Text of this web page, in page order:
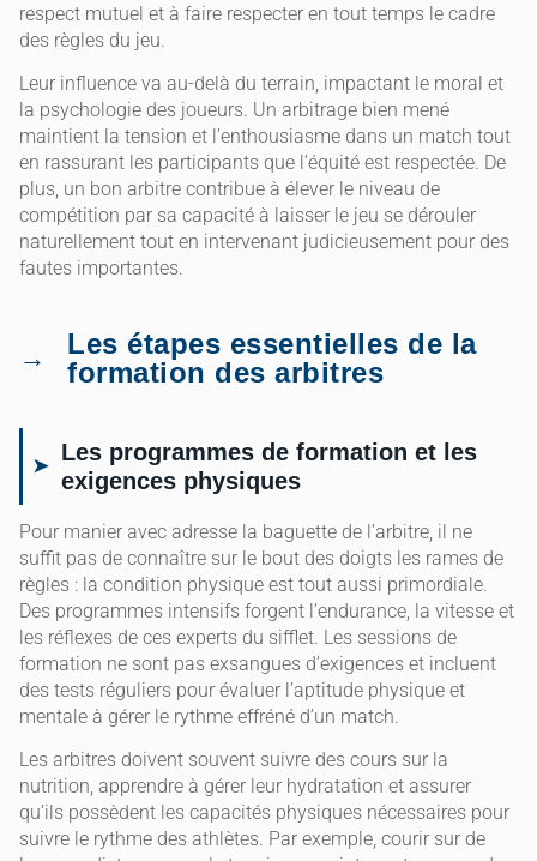
respect mutuel et à faire respecter en tout temps le cadre
des règles du jeu.
Leur influence va au-delà du terrain, impactant le moral et
la psychologie des joueurs. Un arbitrage bien mené
maintient la tension et l’enthousiasme dans un match tout
en rassurant les participants que l’équité est respectée. De
plus, un bon arbitre contribue à élever le niveau de
compétition par sa capacité à laisser le jeu se dérouler
naturellement tout en intervenant judicieusement pour des
fautes importantes.
Les étapes essentielles de la
formation des arbitres
Les programmes de formation et les
exigences physiques
Pour manier avec adresse la baguette de l’arbitre, il ne
suffit pas de connaître sur le bout des doigts les rames de
règles : la condition physique est tout aussi primordiale.
Des programmes intensifs forgent l’endurance, la vitesse et
les réflexes de ces experts du sifflet. Les sessions de
formation ne sont pas exsangues d’exigences et incluent
des tests réguliers pour évaluer l’aptitude physique et
mentale à gérer le rythme effréné d’un match.
Les arbitres doivent souvent suivre des cours sur la
nutrition, apprendre à gérer leur hydratation et assurer
qu’ils possèdent les capacités physiques nécessaires pour
suivre le rythme des athlètes. Par exemple, courir sur de